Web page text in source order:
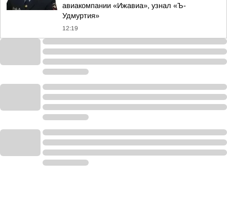
авиакомпании «Ижавиа», узнал «Ъ-
Удмуртия»
12:19